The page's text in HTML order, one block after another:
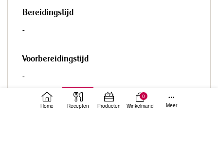
Bereidingstijd
-
Voorbereidingstijd
-
Totale tijd
Home Recepten Producten
0
Winkelmand
Meer